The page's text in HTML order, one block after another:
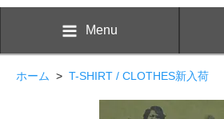
Menu
ホーム > T-SHIRT / CLOTHES新入荷